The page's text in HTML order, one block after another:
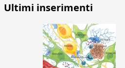
Ultimi inserimenti